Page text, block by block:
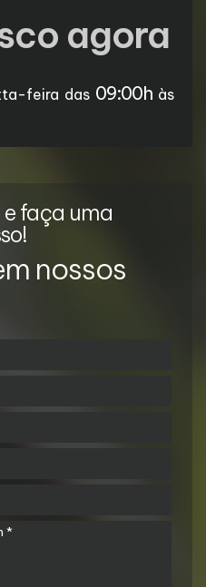
agora
feira das 09:00h às
e faça uma
nossos